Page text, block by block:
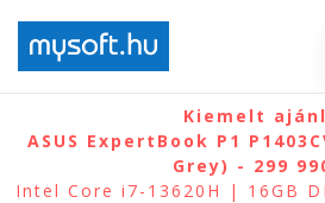
Kiemelt
ASUS ExpertBook P1
Grey) - 299
Intel Core i7-13620H | 16GB